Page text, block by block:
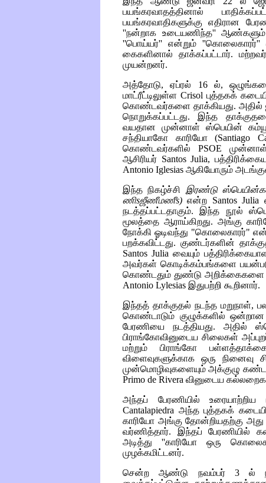
பயங்கரவாதத்தினால்
பயங்கரவாதிகளுக்கு எதிரான
''நன்றாக உடையணிந்த'' ஆண்களும்
''பொய்யர்'' என்றும்
கைகளினால் தாக்கப்பட்டார்.
முயன்றனர்.
அத்தோடு, ஏப்ரல் 16 ல்,
மாட்ரீட்டிலுள்ளCrisol புத்தகக்
கொண்டவர்களை தாக்கியது. அதில்
நொறுக்கப்பட்டது. இந்த
வயதான முன்னாள் ஸ்பெயின்
சந்தியாகோ காரியோ (Santiago
கொண்டவர்களில்PSOE
ஆசிரியர் Santos Julia,
Antonio Iglesias ஆகியோரும்
இந்த நிகழ்ச்சி இரண்டு
ணிsஜீணீமணீs) என்ற Santos Julia
நடத்தப்பட்டதாகும். இந்த நூல்
மூலத்தை ஆராய்கிறது. அங்கு
நோக்கி ஓடிவந்து "கொலைகாரர்"
பறக்கவிட்டது. குண்டர்களின்
Santos Julia வையும்
அவர்கள் கொடிக்கம்பங்களை
கொண்டதும் துண்டு அறிக்கைகளை
Antonio Lylesias இதுபற்றி கூறினார்.
இந்தத் தாக்குதல் நடந்த மறுநாள்,
கொண்டாடும் குழுக்களில்
பேரணியை நடத்தியது. அதில்
பிராங்கோவினுடைய சிலைகள்
மற்றும் பிராங்கோ
விளைவுகளுக்காக ஒரு
முன்மொழிவுகளையும் அக்குழு
Primo de Rivera வினுடைய
அந்தப் பேரணியில்
Cantalapiedra அந்த புத்தகக்
காரியோ அங்கு தோன்றியதற்கு
வர்ணித்தார். இந்தப் பேரணியில்
அடித்து ''காரியோ
ஒரு
முழக்கமிட்டனர்.
சென்ற ஆண்டு நவம்பர் 3 ல்